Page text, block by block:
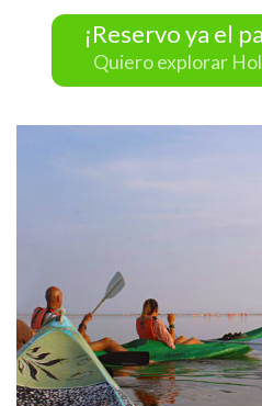
¡Reservo ya el
Quiero explorar